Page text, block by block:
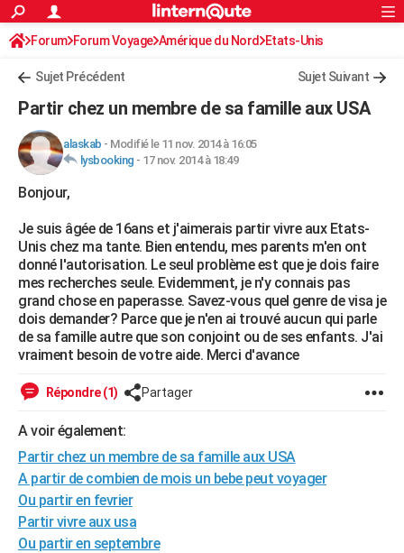
ACTUALITÉS
Politique
Société
Faits Divers
Education
Monde
Villes
+
FINANCE
Retraite
Impôts
Epargne
Immobilier
Risques naturels par ville
Banque
Assurance
Crédit
AUTO
Essais
Réserver un essai
Citadines
Berlines
SUV
Forum auto
+HIGH-TECH
Mobiles
Meilleur smartphone
Internet
Ordinateurs
Jeux vidéo
Guide high-tech
+BRICOLAGE
Forum
Aménagement intérieur
Extérieur
Cuisine
Salle de bains
Jardinage
Rangement
WEEK-END
Guides de France
Escapades
Patrimoine
Expositions
Musées
Week-end nature
+LIFESTYLE
Art de vivre
Bien-être
Loisirs
Modes de vie
SANTE
Alimentation
Guide de la santé
Maladies
Médicaments
Sommeil
VOYAGE
Destinations
City break
Voyage nature
Voyage de noces
Forum
Climat
PHOTO
GUIDES D'ACHAT
BONS PLANS
CARTE DE VOEUX
Rechercher
S'inscrire
Connexion
Forum Forum Voyage Amérique du Nord Etats-Unis
Sujet Précédent Sujet Suivant
Partir chez un membre de sa famille aux USA
alaskab - Modifié le 11 nov. 2014 à 16:05
lysbooking - 17 nov. 2014 à 18:49
Bonjour,
Je suis âgée de 16ans et j'aimerais partir vivre aux Etats-
Unis chez ma tante. Bien entendu, mes parents m'en ont
donné l'autorisation. Le seul problème est que je dois faire
mes recherches seule. Evidemment, je n'y connais pas
grand chose en paperasse. Savez-vous quel genre de visa je
dois demander? Parce que je n'en ai trouvé aucun qui parle
de sa famille autre que son conjoint ou de ses enfants. J'ai
vraiment besoin de votre aide. Merci d'avance
Répondre (1) Partager
A voir également:
Partir chez un membre de sa famille aux USA
A partir de combien de mois un bebe peut voyager
Ou partir en fevrier
Partir vivre aux usa
Ou partir en septembre